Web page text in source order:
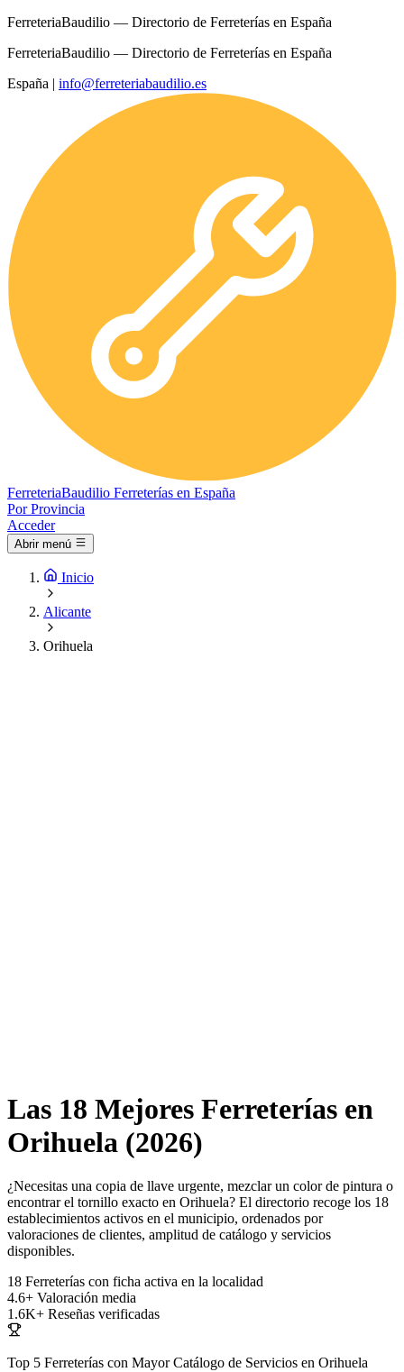
FerreteriaBaudilio — Directorio de Ferreterías en España
FerreteriaBaudilio — Directorio de Ferreterías en España
España | info@ferreteriabaudilio.es
FerreteriaBaudilio Ferreterías en España
Por Provincia
Acceder
Abrir menú
Inicio
Alicante
Orihuela
Las 18 Mejores Ferreterías en
Orihuela (2026)
¿Necesitas una copia de llave urgente, mezclar un color de pintura o
encontrar el tornillo exacto en Orihuela? El directorio recoge los 18
establecimientos activos en el municipio, ordenados por
valoraciones de clientes, amplitud de catálogo y servicios
disponibles.
18 Ferreterías con ficha activa en la localidad
4.6+ Valoración media
1.6K+ Reseñas verificadas
Top 5 Ferreterías con Mayor Catálogo de Servicios en Orihuela